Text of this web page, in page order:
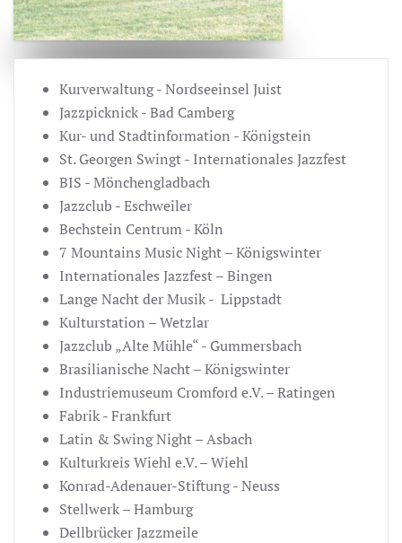
Kurverwaltung - Nordseeinsel Juist
Jazzpicknick - Bad Camberg
Kur- und Stadtinformation - Königstein
St. Georgen Swingt - Internationales Jazzfest
BIS - Mönchengladbach
Jazzclub - Eschweiler
Bechstein Centrum - Köln
7 Mountains Music Night – Königswinter
Internationales Jazzfest – Bingen
Lange Nacht der Musik - Lippstadt
Kulturstation – Wetzlar
Jazzclub „Alte Mühle“ - Gummersbach
Brasilianische Nacht – Königswinter
Industriemuseum Cromford e.V. – Ratingen
Fabrik - Frankfurt
Latin & Swing Night – Asbach
Kulturkreis Wiehl e.V. – Wiehl
Konrad-Adenauer-Stiftung - Neuss
Stellwerk – Hamburg
Dellbrücker Jazzmeile